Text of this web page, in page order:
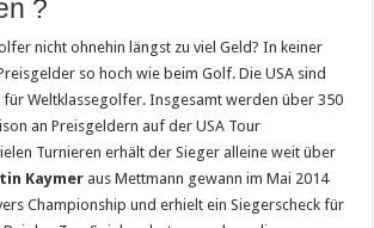
?
nicht ohnehin längst zu viel Geld? In keiner
so hoch wie beim Golf. Die USA sind
für Weltklassegolfer. Insgesamt werden über 350
an Preisgeldern auf der USA Tour
Turnieren erhält der Sieger alleine weit über
Kaymer aus Mettmann gewann im Mai 2014
Championship und erhielt ein Siegerscheck für